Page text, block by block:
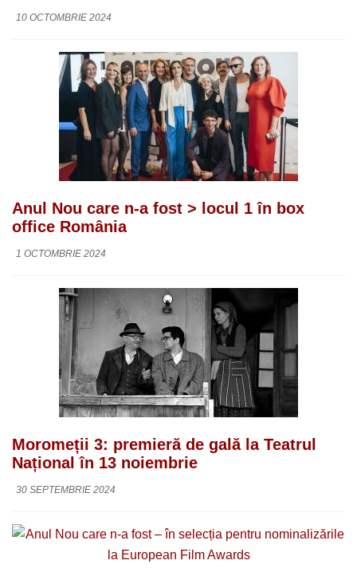
10 OCTOMBRIE 2024
Anul Nou care n-a fost > locul 1 în box
office România
1 OCTOMBRIE 2024
Moromeții 3: premieră de gală la Teatrul
Național în 13 noiembrie
30 SEPTEMBRIE 2024